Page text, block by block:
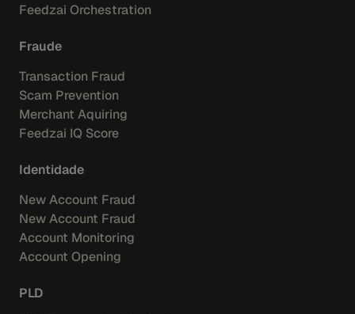
Feedzai Orchestration
Fraude
Transaction Fraud
Scam Prevention
Merchant Aquiring
Feedzai IQ Score
Identidade
New Account Fraud
New Account Fraud
Account Monitoring
Account Opening
PLD